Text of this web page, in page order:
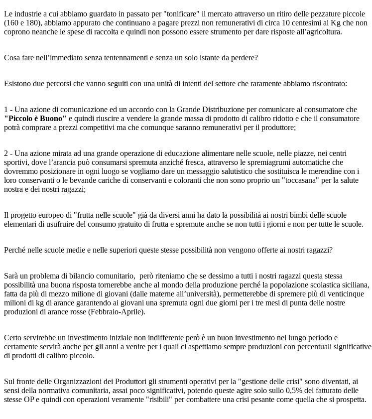
Le industrie a cui abbiamo guardato in passato per "tonificare" il mercato attraverso un ritiro delle pezzature piccole
(160 e 180), abbiamo appurato che continuano a pagare prezzi non remunerativi di circa 10 centesimi al Kg che non
coprono neanche le spese di raccolta e quindi non possono essere strumento per dare risposte all’agricoltura.
Cosa fare nell’immediato senza tentennamenti e senza un solo istante da perdere?
Esistono due percorsi che vanno seguiti con una unità di intenti del settore che raramente abbiamo riscontrato:
1 - Una azione di comunicazione ed un accordo con la Grande Distribuzione per comunicare al consumatore che
"Piccolo è Buono" e quindi riuscire a vendere la grande massa di prodotto di calibro ridotto e che il consumatore
potrà comprare a prezzi competitivi ma che comunque saranno remunerativi per il produttore;
2 - Una azione mirata ad una grande operazione di educazione alimentare nelle scuole, nelle piazze, nei centri
sportivi, dove l’arancia può consumarsi spremuta anziché fresca, attraverso le spremiagrumi automatiche che
dovremmo posizionare in ogni luogo se vogliamo dare un messaggio salutistico che sostituisca le merendine con i
loro conservanti o le bevande cariche di conservanti e coloranti che non sono proprio un "toccasana" per la salute
nostra e dei nostri ragazzi;
Il progetto europeo di "frutta nelle scuole" già da diversi anni ha dato la possibilità ai nostri bimbi delle scuole
elementari di usufruire del consumo gratuito di frutta e spremute anche se non tutti i giorni e non per tutte le scuole.
Perché nelle scuole medie e nelle superiori queste stesse possibilità non vengono offerte ai nostri ragazzi?
Sarà un problema di bilancio comunitario, però riteniamo che se dessimo a tutti i nostri ragazzi questa stessa
possibilità una buona risposta tornerebbe anche al mondo della produzione perché la popolazione scolastica siciliana,
fatta da più di mezzo milione di giovani (dalle materne all’università), permetterebbe di spremere più di venticinque
milioni di kg di arance garantendo ai giovani una spremuta ogni due giorni per i tre mesi di punta delle nostre
produzioni di arance rosse (Febbraio-Aprile).
Certo servirebbe un investimento iniziale non indifferente però è un buon investimento nel lungo periodo e
certamente servirà anche per gli anni a venire per i quali ci aspettiamo sempre produzioni con percentuali significative
di prodotti di calibro piccolo.
Sul fronte delle Organizzazioni dei Produttori gli strumenti operativi per la "gestione delle crisi" sono diventati, ai
sensi della normativa comunitaria, assai poco significativi, potendo queste agire solo sullo 0,5% del fatturato delle
stesse OP e quindi con operazioni veramente "risibili" per combattere una crisi pesante come quella che si prospetta.